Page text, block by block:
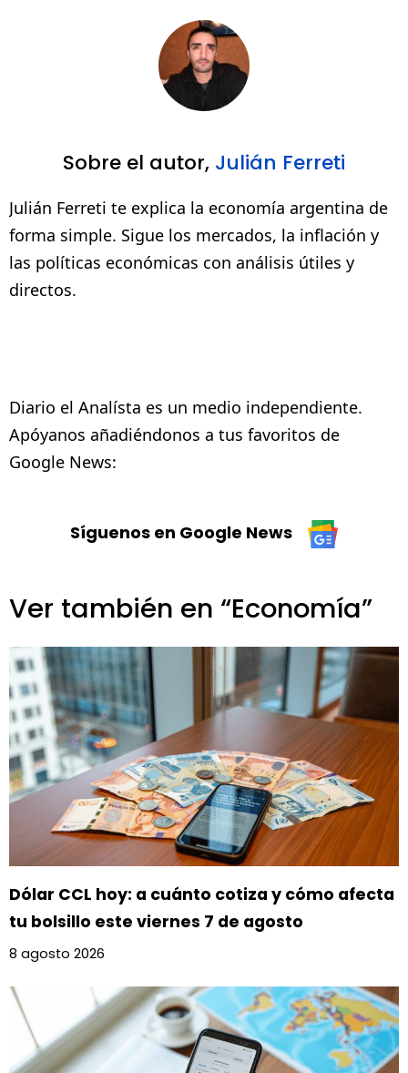
Sobre el autor, Julián Ferreti
Julián Ferreti te explica la economía argentina de
forma simple. Sigue los mercados, la inflación y
las políticas económicas con análisis útiles y
directos.
Diario el Analísta es un medio independiente.
Apóyanos añadiéndonos a tus favoritos de
Google News:
Síguenos en Google News
Ver también en “Economía”
Dólar CCL hoy: a cuánto cotiza y cómo afecta
tu bolsillo este viernes 7 de agosto
8 agosto 2026